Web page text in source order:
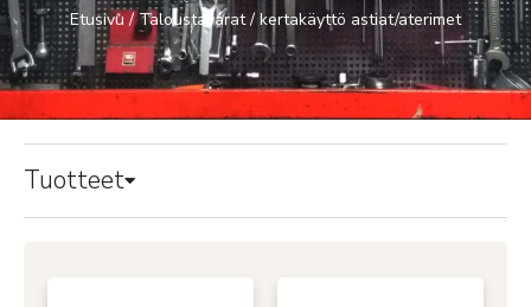
Etusivu/Taloustavarat/ kertakäyttö astiat/aterimet
Tuotteet